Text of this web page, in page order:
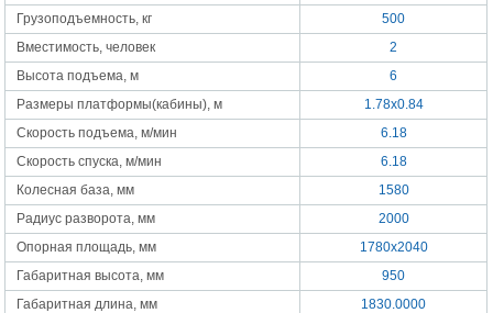
Грузоподъемность, кг
500
Вместимость, человек
2
Высота подъема, м
6
Размеры платформы(кабины), м
1.78х0.84
Скорость подъема, м/мин
6.18
Скорость спуска, м/мин
6.18
Колесная база, мм
1580
Радиус разворота, мм
2000
Опорная площадь, мм
1780x2040
Габаритная высота, мм
950
Габаритная длина, мм
1830.0000